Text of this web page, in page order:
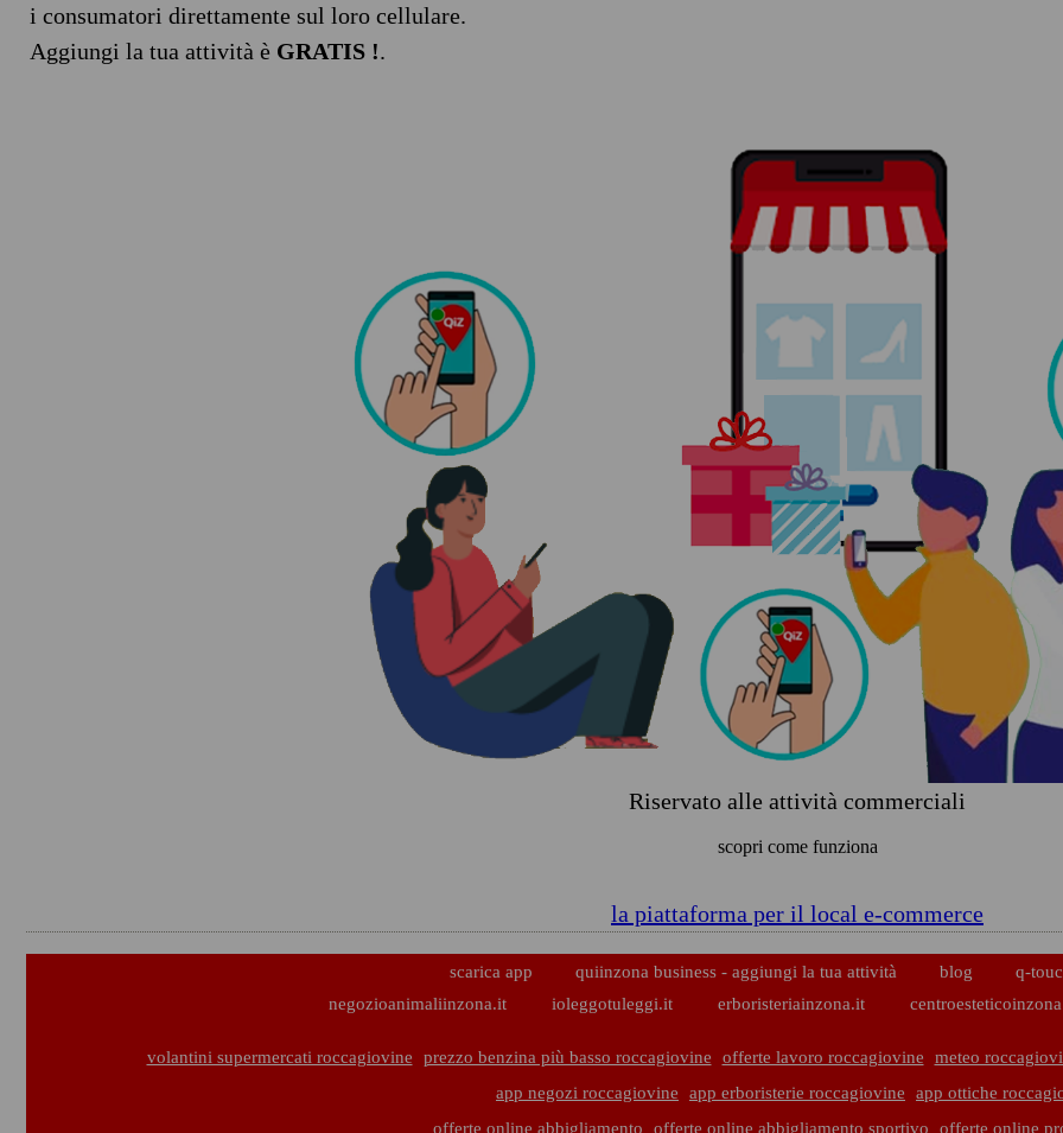
i consumatori direttamente sul loro cellulare.
Aggiungi la tua attività è GRATIS !.
Riservato alle attività commerciali
scopri come funziona
la piattaforma per il local e-commerce
scarica app quiinzona business - aggiungi la tua attività blog
q-
negozioanimaliinzona.it
ioleggotuleggi.it erboristeriainzona.it
volantini supermercati roccagiovine prezzo benzina più basso roccagiovine offerte lavoro roccagiovine
meteo
app negozi roccagiovine
app erboristerie roccagiovine
app ottiche
offerte online abbigliamento
offerte online abbigliamento sportivo offerte online